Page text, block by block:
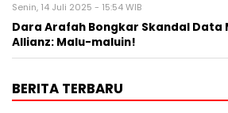
Senin, 14 Juli 2025 - 15:54 WIB
Dara Arafah Bongkar Skandal Data
Allianz: Malu-maluin!
BERITA TERBARU